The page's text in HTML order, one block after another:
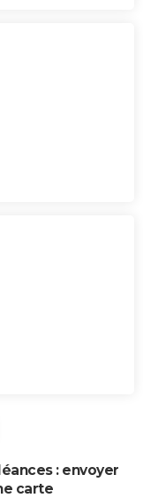
: envoyer
carte